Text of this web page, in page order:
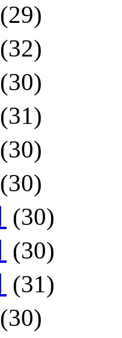
(29)
(32)
(30)
(31)
(30)
(30)
(30)
(30)
(31)
(30)